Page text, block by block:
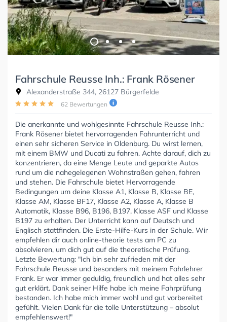
Fahrschule Reusse Inh.: Frank Rösener
Alexanderstraße 344, 26127 Bürgerfelde
62 Bewertungen
Die anerkannte und wohlgesinnte Fahrschule Reusse Inh.:
Frank Rösener bietet hervorragenden Fahrunterricht und
einen sehr sicheren Service in Oldenburg. Du wirst lernen,
mit einem BMW und Ducati zu fahren. Achte darauf, dich zu
konzentrieren, da eine Menge Leute und geparkte Autos
rund um die nahegelegenen Wohnstraßen gehen, fahren
und stehen. Die Fahrschule bietet Hervorragende
Bedingungen um deine Klasse A1, Klasse B, Klasse BE,
Klasse AM, Klasse BF17, Klasse A2, Klasse A, Klasse B
Automatik, Klasse B96, B196, B197, Klasse ASF und Klasse
B197 zu erhalten. Der Unterricht kann auf Deutsch und
Englisch stattfinden. Die Erste-Hilfe-Kurs in der Schule. Wir
empfehlen dir auch online-theorie tests am PC zu
absolvieren, um dich gut auf die theoretische Prüfung.
Letzte Bewertung: "Ich bin sehr zufrieden mit der
Fahrschule Reusse und besonders mit meinem Fahrlehrer
Frank. Er war immer geduldig, freundlich und hat alles sehr
gut erklärt. Dank seiner Hilfe habe ich meine Fahrprüfung
bestanden. Ich habe mich immer wohl und gut vorbereitet
gefühlt. Vielen Dank für die tolle Unterstützung – absolut
empfehlenswert!"